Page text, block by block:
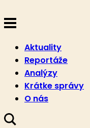
Aktuality
Reportáže
Analýzy
Krátke správy
O nás